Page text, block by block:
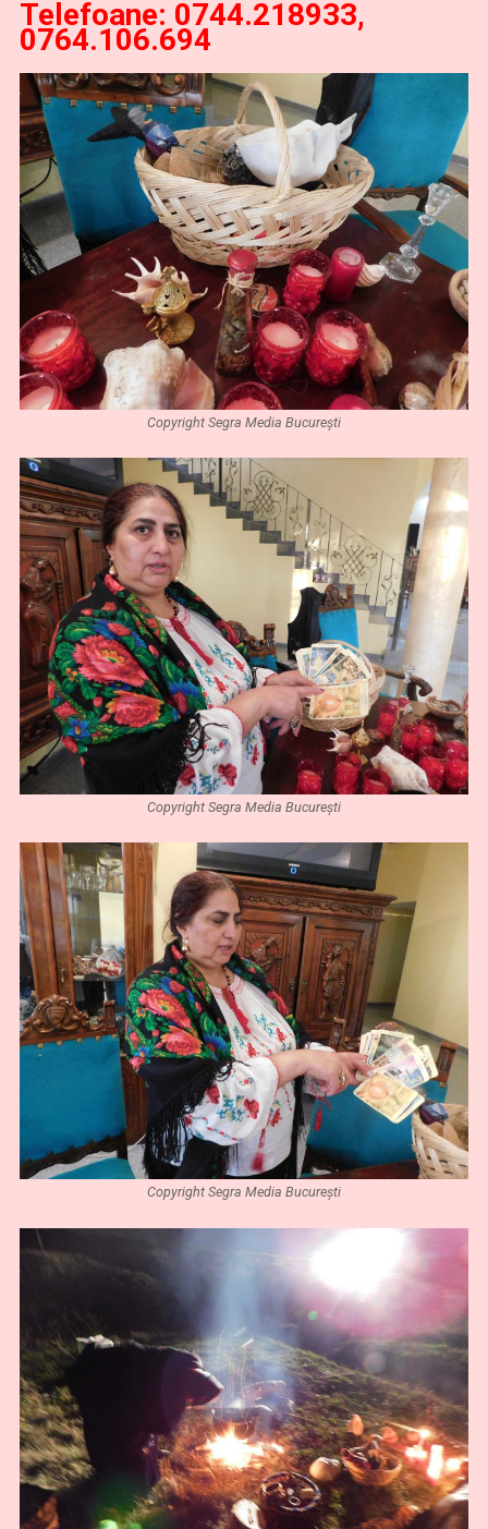
Telefoane: 0744.218933,
0764.106.694
Copyright Segra Media București
Copyright Segra Media București
Copyright Segra Media București